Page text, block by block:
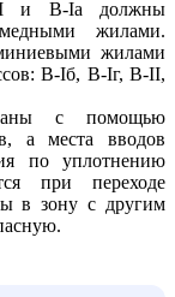
I и В-Iа должны
жилами.
жилами
B-Iб, В-Iг, В-II,
с помощью
а места вводов
по уплотнению
при переходе
в зону с другим